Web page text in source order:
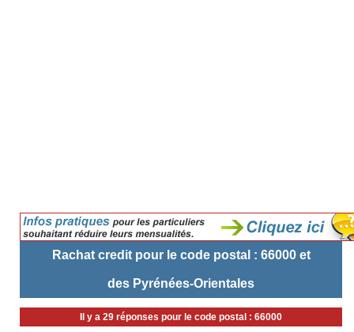
Rachat credit pour le code postal : 66000 et
des Pyrénées-Orientales
Il y a 29 réponses pour le code postal : 66000